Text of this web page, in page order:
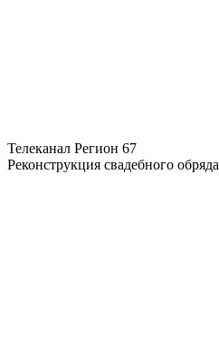
Телеканал Регион 67
Реконструкция свадебного обряда